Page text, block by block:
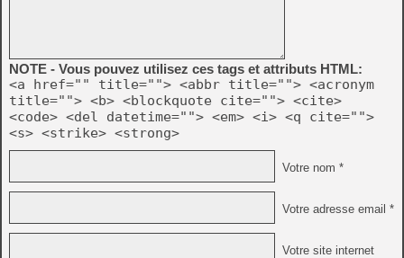
NOTE - Vous pouvez utilisez ces tags et attributs HTML:
<a href="" title=""> <abbr title=""> <acronym
title=""> <b> <blockquote cite=""> <cite>
<code> <del datetime=""> <em> <i> <q cite="">
<s> <strike> <strong>
Votre nom *
Votre adresse email *
Votre site internet